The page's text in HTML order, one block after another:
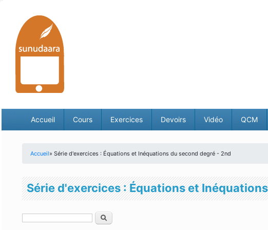
Accueil Cours Exercices Devoirs Vidéo QCM
Accueil» Série d'exercices : Équations et Inéquations du second degré - 2nd
Série d'exercices : Équations et
Rechercher